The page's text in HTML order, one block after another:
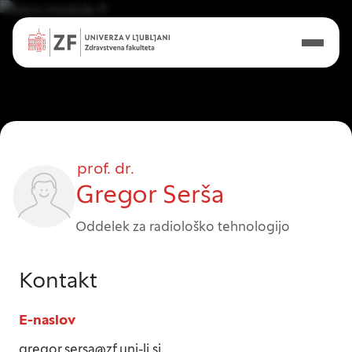
prof. dr.
Gregor Serša
Oddelek za radiološko tehnologijo
Kontakt
E-naslov
Ko obiščete katero koli spletno mesto, mesto
lahko shrani ali pridobi informacije iz vašega
brskalnika, večinoma v obliki piškotkov. Te
spletno mesto deluje v skladu z vašimi
neposredno vaše identitete, vendar vam lahko
zagotovijo bolj prilagojeno spletno uporabniško